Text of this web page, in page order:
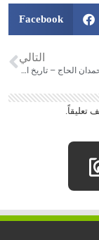
Facebook
التالي
أحمد محمد علي حمدان الحاج – تاريخ الوفاة :27/11/2019
تعليقاً.